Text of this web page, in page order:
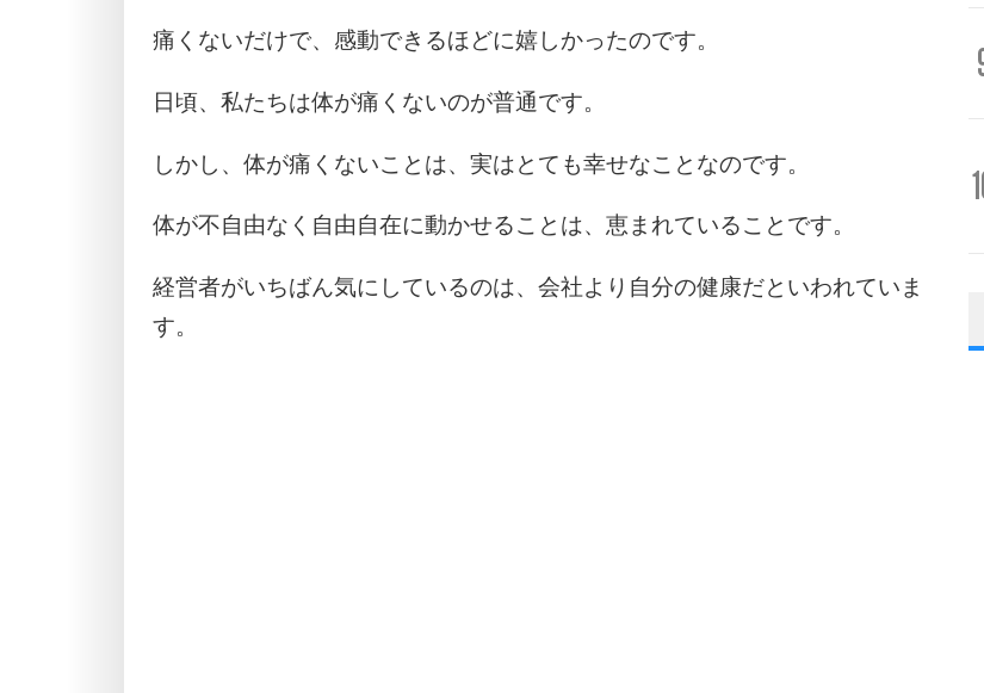
痛くないだけで、感動できるほどに嬉しかったのです。
日頃、私たちは体が痛くないのが普通です。
しかし、体が痛くないことは、実はとても幸せなことなのです。
体が不自由なく自由自在に動かせることは、恵まれていることです。
経営者がいちばん気にしているのは、会社より自分の健康だといわれていま
す。